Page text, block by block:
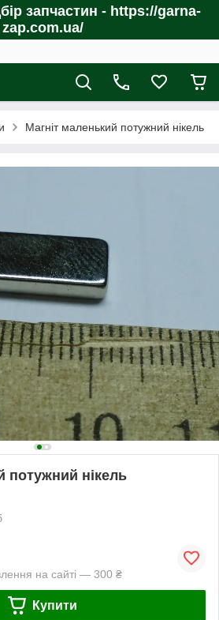
запчастин - https://garna-
zap.com.ua/
Магніт маленький потужний нікель
потужний нікель
на сайті — 300 ₴
Купити